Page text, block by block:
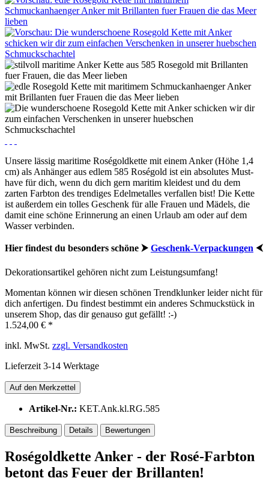
Unsere lässig maritime Roségoldkette mit einem Anker (Höhe 1,4
cm) als Anhänger aus edlem 585 Roségold ist ein absolutes Must-
have für dich, wenn du dich gern maritim kleidest und du dem
zarten Farbton des trendiges Edelmetalles verfallen bist! Die Kette
ist außerdem ein tolles Geschenk für alle Frauen und Mädels, die
damit eine schöne Erinnerung an einen Urlaub am oder auf dem
Wasser verbinden.
Hier findest du besonders schöne ⮞ Geschenk-Verpackungen ⮜
Dekorationsartikel gehören nicht zum Leistungsumfang!
Momentan können wir diesen schönen Trendklunker leider nicht für
dich anfertigen. Du findest bestimmt ein anderes Schmuckstück in
unserem Shop, das dir genauso gut gefällt! :-)
1.524,00 € *
inkl. MwSt. zzgl. Versandkosten
Lieferzeit 3-14 Werktage
Auf den Merkzettel
Artikel-Nr.: KET.Ank.kl.RG.585
Beschreibung Details Bewertungen
Roségoldkette Anker - der Rosé-Farbton
betont das Feuer der Brillanten!